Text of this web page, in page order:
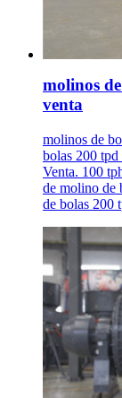
molinos
venta
molinos de
bolas 200
Venta. 100
de molino de
de bolas 200